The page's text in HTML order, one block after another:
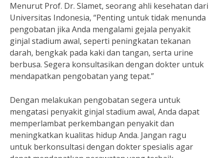
Menurut Prof. Dr. Slamet, seorang ahli kesehatan dari
Universitas Indonesia, “Penting untuk tidak menunda
pengobatan jika Anda mengalami gejala penyakit
ginjal stadium awal, seperti peningkatan tekanan
darah, bengkak pada kaki dan tangan, serta urine
berbusa. Segera konsultasikan dengan dokter untuk
mendapatkan pengobatan yang tepat.”
Dengan melakukan pengobatan segera untuk
mengatasi penyakit ginjal stadium awal, Anda dapat
memperlambat perkembangan penyakit dan
meningkatkan kualitas hidup Anda. Jangan ragu
untuk berkonsultasi dengan dokter spesialis agar